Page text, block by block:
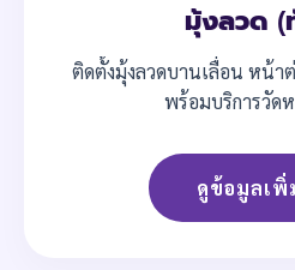
มุ้งลวด (
ติดตั้งมุ้งลวดบานเลื่อน หน้า
พร้อมบริการวัด
ดูข้อมูลเพิ่